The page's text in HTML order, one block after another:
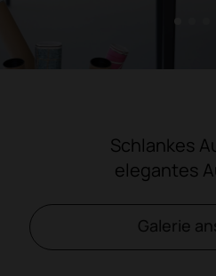
Schlankes
elegantes
Galerie